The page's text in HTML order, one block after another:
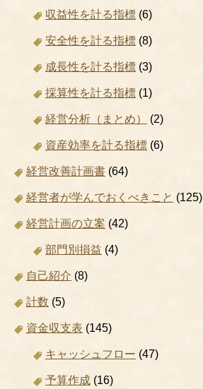
収益性を計る指標 (6)
安全性を計る指標 (8)
成長性を計る指標 (3)
採算性を計る指標 (1)
経営分析（まとめ） (2)
資産効率を計る指標 (6)
経営改善計画書 (64)
経営者が学んでおくべきこと (125)
経営計画の立案 (42)
部門別損益 (4)
自己紹介 (8)
計数 (5)
資金収支表 (145)
キャッシュフロー (47)
予算作成 (16)